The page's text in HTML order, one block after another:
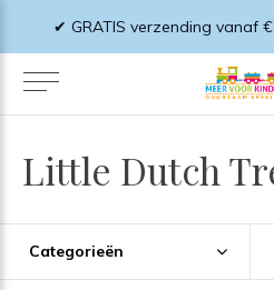
✔ GRATIS verzending vanaf
Little Dutch
Categorieën